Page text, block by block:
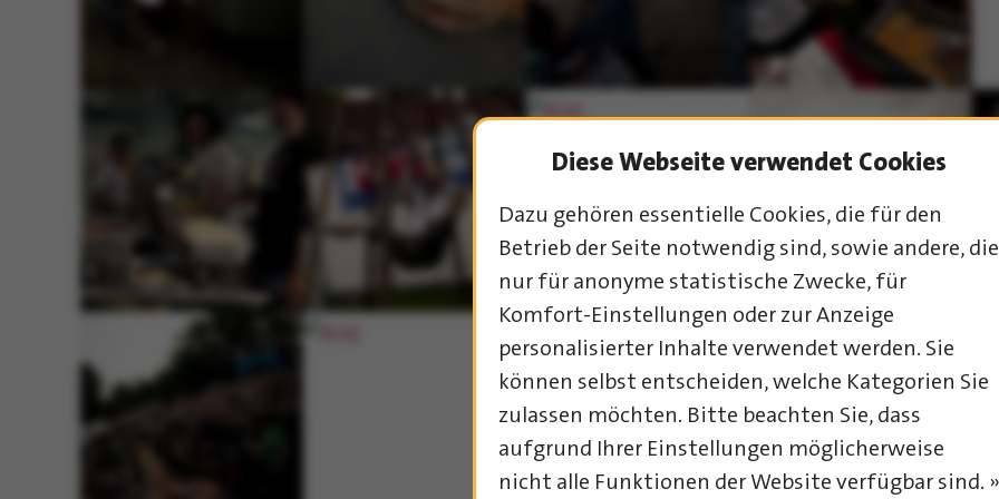
Diese Webseite verwendet Cookies
Dazu gehören essentielle Cookies, die für den
Betrieb der Seite notwendig sind, sowie andere, die
nur für anonyme statistische Zwecke, für
Komfort-Einstellungen oder zur Anzeige
personalisierter Inhalte verwendet werden. Sie
können selbst entscheiden, welche Kategorien Sie
zulassen möchten. Bitte beachten Sie, dass
aufgrund Ihrer Einstellungen möglicherweise
nicht alle Funktionen der Website verfügbar sind. »